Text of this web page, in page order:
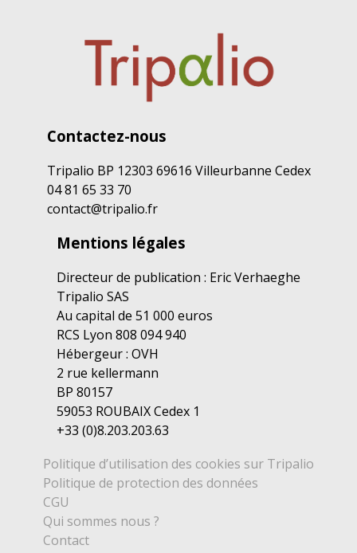
Contactez-nous
Tripalio BP 12303 69616 Villeurbanne Cedex
04 81 65 33 70
contact@tripalio.fr
Mentions légales
Directeur de publication : Eric Verhaeghe
Tripalio SAS
Au capital de 51 000 euros
RCS Lyon 808 094 940
Hébergeur : OVH
2 rue kellermann
BP 80157
59053 ROUBAIX Cedex 1
+33 (0)8.203.203.63
Politique d’utilisation des cookies sur Tripalio
Politique de protection des données
CGU
Qui sommes nous ?
Contact